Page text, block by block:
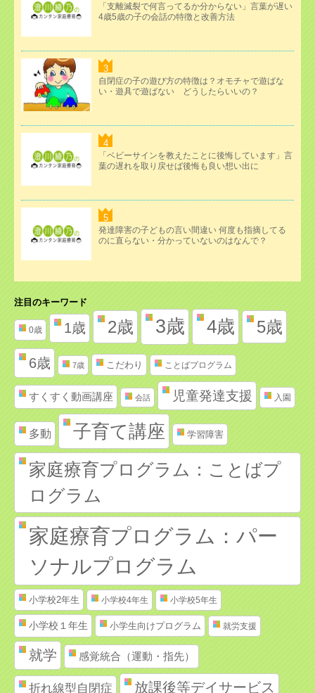
「支離滅裂で何言ってるか分からない」言葉が遅い
4歳5歳の子の会話の特徴と改善方法
自閉症の子の遊び方の特徴は？オモチャで遊ばな
い・遊具で遊ばない どうしたらいいの？
「ベビーサインを教えたことに後悔しています」言
葉の遅れを取り戻せば後悔も良い想い出に
発達障害の子どもの言い間違い 何度も指摘してる
のに直らない・分かっていないのはなんで？
注目のキーワード
0歳 1歳 2歳 3歳 4歳 5歳
6歳 7歳 こだわり ことばプログラム
すくすく動画講座 会話 児童発達支援 入園
多動 子育て講座 学習障害
家庭療育プログラム：ことばプ
ログラム
家庭療育プログラム：パー
ソナルプログラム
小学校2年生 小学校4年生 小学校5年生
小学校１年生 小学生向けプログラム 就労支援
就学 感覚統合（運動・指先）
折れ線型自閉症 放課後等デイサービス